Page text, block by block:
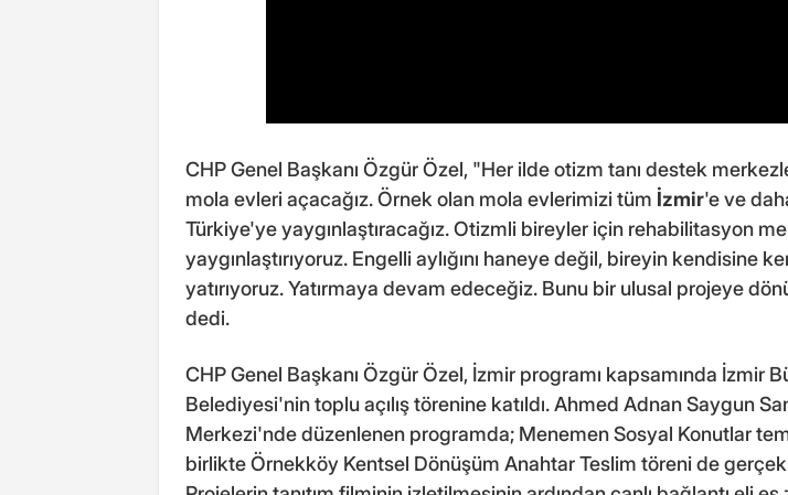
CHP Genel Başkanı Özgür Özel, "Her ilde otizm tanı destek
mola evleri açacağız. Örnek olan mola evlerimizi tüm İzmir'e ve
Türkiye'ye yaygınlaştıracağız. Otizmli bireyler için rehabilitasyon
yaygınlaştırıyoruz. Engelli aylığını haneye değil, bireyin kendisine
yatırıyoruz. Yatırmaya devam edeceğiz. Bunu bir ulusal projeye
dedi.
CHP Genel Başkanı Özgür Özel, İzmir programı kapsamında İzmir
Belediyesi'nin toplu açılış törenine katıldı. Ahmed Adnan Saygun
Merkezi'nde düzenlenen programda; Menemen Sosyal Konutlar
birlikte Örnekköy Kentsel Dönüşüm Anahtar Teslim töreni de